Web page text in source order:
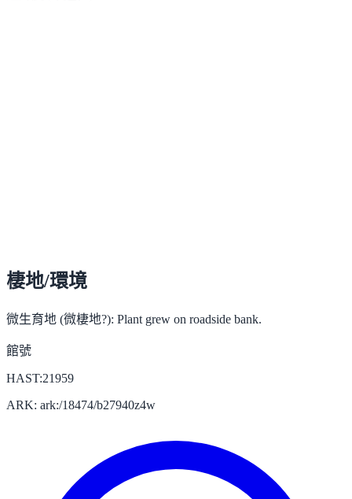
棲地/環境
微生育地 (微棲地?): Plant grew on roadside bank.
館號
HAST:21959
ARK: ark:/18474/b27940z4w